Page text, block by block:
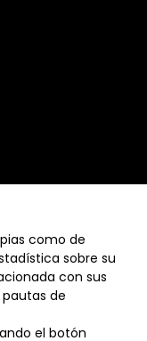
como de
sobre su
con sus
de
el botón